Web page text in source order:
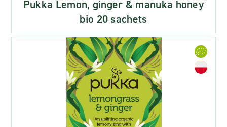
Pukka Lemon, ginger & manuka honey
bio 20 sachets